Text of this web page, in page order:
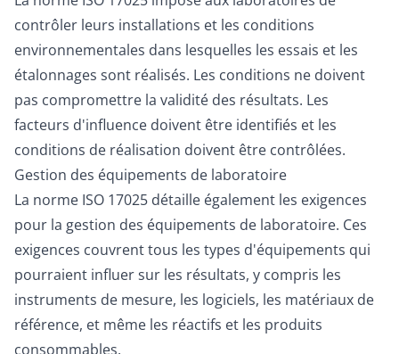
contrôler leurs installations et les conditions
environnementales dans lesquelles les essais et les
étalonnages sont réalisés. Les conditions ne doivent
pas compromettre la validité des résultats. Les
facteurs d'influence doivent être identifiés et les
conditions de réalisation doivent être contrôlées.
Gestion des équipements de laboratoire
La norme ISO 17025 détaille également les exigences
pour la gestion des équipements de laboratoire. Ces
exigences couvrent tous les types d'équipements qui
pourraient influer sur les résultats, y compris les
instruments de mesure, les logiciels, les matériaux de
référence, et même les réactifs et les produits
consommables.